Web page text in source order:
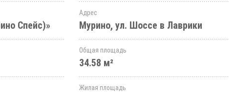
Спейс)»
Адрес
Мурино, ул. Шоссе в Лаврики
Общая площадь
34.58 м²
Жилая площадь